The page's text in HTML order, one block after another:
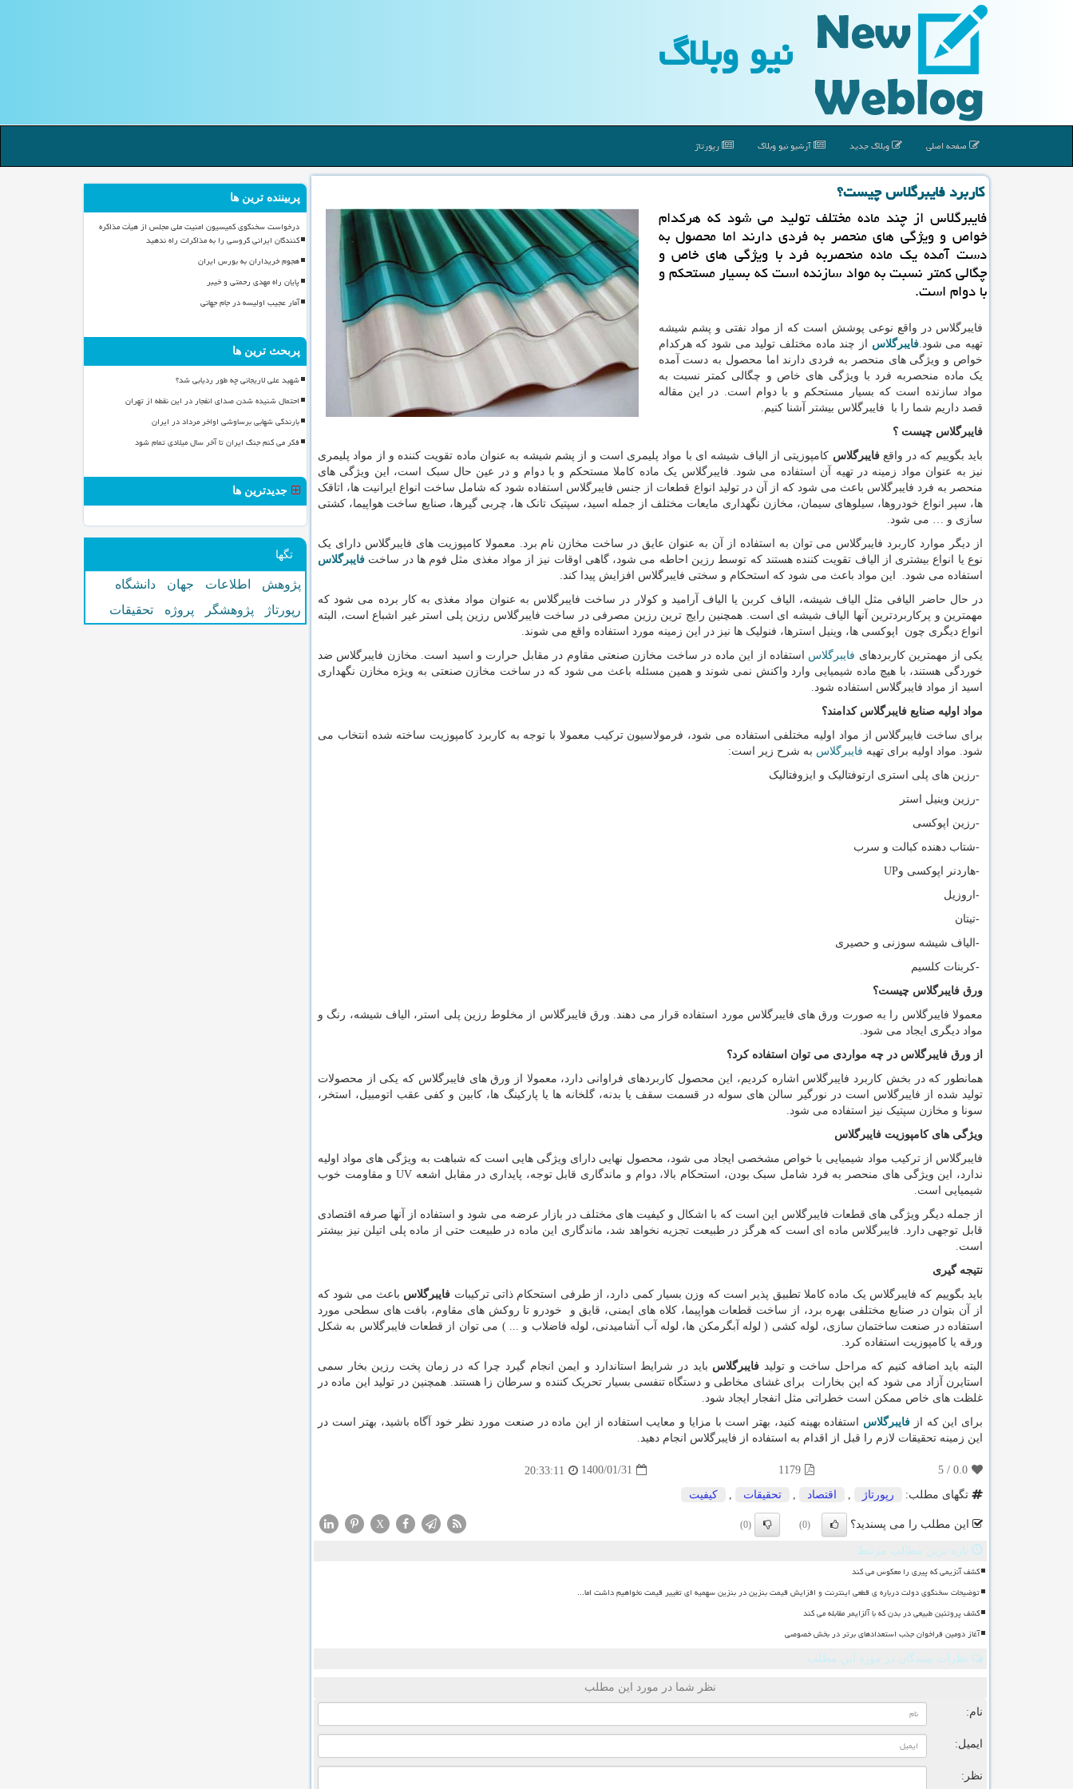
نیو وبلاگ
صفحه اصلی وبلاگ جدید آرشیو نیو وبلاگ رپورتاژ
كاربرد فایبرگلاس چیست؟
فایبرگلاس از چند ماده مختلف تولید می شود كه هركدام
خواص و ویژگی های منحصر به فردی دارند اما محصول به
دست آمده یك ماده منحصربه فرد با ویژگی های خاص و
چگالی كمتر نسبت به مواد سازنده است كه بسیار مستحكم و
با دوام است.
فایبرگلاس در واقع نوعی پوشش است که از مواد نفتی و پشم شیشه
تهیه می شود.فایبرگلاس از چند ماده مختلف تولید می شود که هرکدام
خواص و ویژگی های منحصر به فردی دارند اما محصول به دست آمده
یک ماده منحصربه فرد با ویژگی های خاص و چگالی کمتر نسبت به
مواد سازنده است که بسیار مستحکم و با دوام است. در این مقاله
قصد داریم شما را با فایبرگلاس بیشتر آشنا کنیم.
فایبرگلاس چیست ؟
باید بگوییم که در واقعفایبرگلاس کامپوزیتی از الیاف شیشه ای با مواد پلیمری است و از پشم شیشه به عنوان ماده تقویت کننده و از مواد پلیمری
نیز به عنوان مواد زمینه در تهیه آن استفاده می شود. فایبرگلاس یک ماده کاملا مستحکم و با دوام و در عین حال سبک است، این ویژگی های
منحصر به فرد فایبرگلاس باعث می شود که از آن در تولید انواع قطعات از جنس فایبرگلاس استفاده شود که شامل ساخت انواع ایرانیت ها، اتاقک
ها، سپر انواع خودروها، سیلوهای سیمان، مخازن نگهداری مایعات مختلف از جمله اسید، سپتیک تانک ها، چربی گیرها، صنایع ساخت هواپیما، کشتی
سازی و … می شود.
از دیگر موارد کاربرد فایبرگلاس می توان به استفاده از آن به عنوان عایق در ساخت مخازن نام برد. معمولا کامپوزیت های فایبرگلاس دارای یک
نوع یا انواع بیشتری از الیاف تقویت کننده هستند که توسط رزین احاطه می شود، گاهی اوقات نیز از مواد مغذی مثل فوم ها در ساخت فایبرگلاس
استفاده می شود. این مواد باعث می شود که استحکام و سختی فایبرگلاس افزایش پیدا کند.
در حال حاضر الیافی مثل الیاف شیشه، الیاف کربن یا الیاف آرامید و کولار در ساخت فایبرگلاس به عنوان مواد مغذی به کار برده می شود که
مهمترین و پرکاربردترین آنها الیاف شیشه ای است. همچنین رایج ترین رزین مصرفی در ساخت فایبرگلاس رزین پلی استر غیر اشباع است، البته
انواع دیگری چون اپوکسی ها، وینیل استرها، فنولیک ها نیز در این زمینه مورد استفاده واقع می شوند.
یکی از مهمترین کاربردهای فایبرگلاس استفاده از این ماده در ساخت مخازن صنعتی مقاوم در مقابل حرارت و اسید است. مخازن فایبرگلاس ضد
خوردگی هستند، با هیچ ماده شیمیایی وارد واکنش نمی شوند و همین مسئله باعث می شود که در ساخت مخازن صنعتی به ویژه مخازن نگهداری
اسید از مواد فایبرگلاس استفاده شود.
مواد اولیه صنایع فایبرگلاس کدامند؟
برای ساخت فایبرگلاس از مواد اولیه مختلفی استفاده می شود، فرمولاسیون ترکیب معمولا با توجه به کاربرد کامپوزیت ساخته شده انتخاب می
شود. مواد اولیه برای تهیه فایبرگلاس به شرح زیر است:
-رزین های پلی ‏استری ارتوفتالیک و ایزوفتالیک
-رزین وینیل استر
-رزین اپوکسی
-شتاب دهنده کبالت و سرب
-هاردنر اپوکسی وUP
- اروزیل
-تیتان
- الیاف شیشه سوزنی و حصیری
-کربنات کلسیم
ورق فایبرگلاس چیست؟
معمولا فایبرگلاس را به صورت ورق های فایبرگلاس مورد استفاده قرار می دهند. ورق فایبرگلاس از مخلوط رزین پلی استر، الیاف شیشه، رنگ و
مواد دیگری ایجاد می شود.
از ورق فایبرگلاس در چه مواردی می توان استفاده کرد؟
همانطور که در بخش کاربرد فایبرگلاس اشاره کردیم، این محصول کاربردهای فراوانی دارد، معمولا از ورق های فایبرگلاس که یکی از محصولات
تولید شده از فایبرگلاس است در نورگیر سالن های سوله در قسمت سقف یا بدنه، گلخانه ها یا پارکینگ ها، کابین و کفی عقب اتومبیل، استخر،
سونا و مخازن سپتیک نیز استفاده می شود.
ویژگی های کامپوزیت فایبرگلاس
فایبرگلاس از ترکیب مواد شیمیایی با خواص مشخصی ایجاد می شود، محصول نهایی دارای ویژگی هایی است که شباهت به ویژگی های مواد اولیه
ندارد، این ویژگی های منحصر به فرد شامل سبک بودن، استحکام بالا، دوام و ماندگاری قابل توجه، پایداری در مقابل اشعه UV و مقاومت خوب
شیمیایی است.
از جمله دیگر ویژگی های قطعات فایبرگلاس این است که با اشکال و کیفیت های مختلف در بازار عرضه می شود و استفاده از آنها صرفه اقتصادی
قابل توجهی دارد. فایبرگلاس ماده ای است که هرگز در طبیعت تجزیه نخواهد شد، ماندگاری این ماده در طبیعت حتی از ماده پلی اتیلن نیز بیشتر
است.
نتیجه گیری
باید بگوییم که فایبرگلاس یک ماده کاملا تطبیق پذیر است که وزن بسیار کمی دارد، از طرفی استحکام ذاتی ترکیبات فایبرگلاس باعث می شود که
از آن بتوان در صنایع مختلفی بهره برد، از ساخت قطعات هواپیما، کلاه های ایمنی، قایق و خودرو تا روکش های مقاوم، بافت های سطحی مورد
استفاده در صنعت ساختمان سازی، لوله کشی ( لوله آبگرمکن ها، لوله آب آشامیدنی، لوله فاضلاب و ... ) می توان از قطعات فایبرگلاس به شکل
ورقه یا کامپوزیت استفاده کرد.
البته باید اضافه کنیم که مراحل ساخت و تولید فایبرگلاس باید در شرایط استاندارد و ایمن انجام گیرد چرا که در زمان پخت رزین بخار سمی
استایرن آزاد می شود که این بخارات برای غشای مخاطی و دستگاه تنفسی بسیار تحریک کننده و سرطان زا هستند. همچنین در تولید این ماده در
غلظت های خاص ممکن است خطراتی مثل انفجار ایجاد شود.
برای این که از فایبرگلاس استفاده بهینه کنید، بهتر است با مزایا و معایب استفاده از این ماده در صنعت مورد نظر خود آگاه باشید، بهتر است در
این زمینه تحقیقات لازم را قبل از اقدام به استفاده از فایبرگلاس انجام دهید.
0.0
/
5
1179
1400/01/31
20:33:11
تگهای مطلب:
رپورتاژ اقتصاد تحقیقات كیفیت
این مطلب را می پسندید؟ (0)
(0)
X
تازه ترین مطالب مرتبط
کشف آنزیمی که پیری را معکوس می کند
توضیحات سخنگوی دولت درباره ی قطعی اینترنت و افزایش قیمت بنزین در بنزین سهمیه ای تغییر قیمت نخواهیم داشت اما...
کشف پروتئین طبیعی در بدن که با آلزایمر مقابله می کند
آغاز دومین فراخوان جذب استعدادهای برتر در بخش خصوصی
نظرات بینندگان در مورد این مطلب
نظر شما در مورد این مطلب
نام:
ایمیل:
نظر:
پربیننده ترین ها
درخواست سخنگوی کمیسیون امنیت ملی مجلس از هیأت مذاکره
کنندگان ایرانی گروسی را به مذاکرات راه ندهید
هجوم خریداران به بورس ایران
پایان راه مهدی رحمتی و خیبر
آمار عجیب اولیسه در جام جهانی
پربحث ترین ها
شهید علی لاریجانی چه طور ردیابی شد؟
احتمال شنیده شدن صدای انفجار در این نقطه از تهران
بارندگی شهابی برساوشی اواخر مرداد در ایران
فکر می کنم جنگ ایران تا آخر سال میلادی تمام شود
جدیدترین ها
تگها
پژوهش اطلاعات جهان
دانشگاه
رپورتاژ
پژوهشگر پروژه تحقیقات